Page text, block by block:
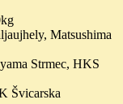
Matsushima
Strmec, HKS
Švicarska